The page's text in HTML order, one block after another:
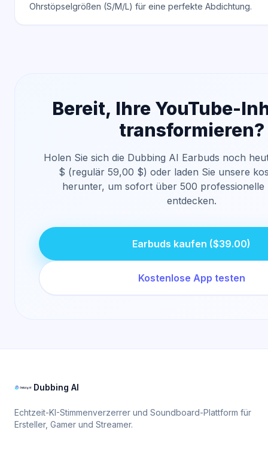
Ohrstöpselgrößen (S/M/L) für eine perfekte Abdichtung.
Bereit, Ihre YouTube-
transformieren?
Holen Sie sich die Dubbing AI Earbuds noch
$ (regulär 59,00 $) oder laden Sie unsere
herunter, um sofort über 500 professionelle
entdecken.
Earbuds kaufen ($39.00)
Kostenlose App testen
Dubbing AI
Echtzeit-KI-Stimmenverzerrer und Soundboard-Plattform für
Ersteller, Gamer und Streamer.